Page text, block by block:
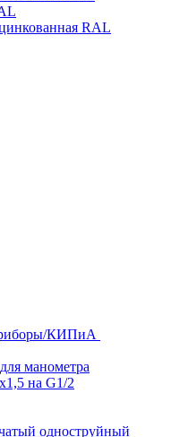
RAL
КИПиА
манометра
на G1/2
одноструйный